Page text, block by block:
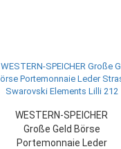
WESTERN-SPEICHER
Große Geld Börse
Portemonnaie Leder